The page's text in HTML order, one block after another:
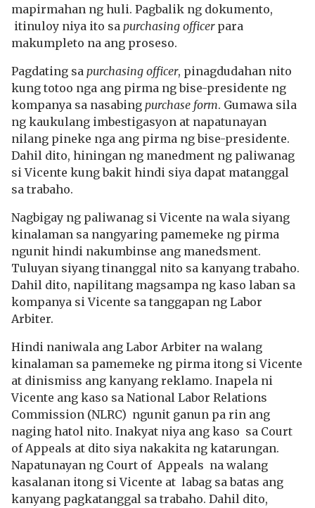
mapirmahan ng huli. Pagbalik ng dokumento,
itinuloy niya ito sa purchasing officerpara
makumpleto na ang proseso.
Pagdating sa purchasing officer, pinagdudahan nito
kung totoo nga ang pirma ng bise-presidente ng
kompanya sa nasabing purchase form. Gumawa sila
ng kaukulang imbestigasyon at napatunayan
nilang pineke nga ang pirma ng bise-presidente.
Dahil dito, hiningan ng manedment ng paliwanag
si Vicente kung bakit hindi siya dapat matanggal
sa trabaho.
Nagbigay ng paliwanag si Vicente na wala siyang
kinalaman sa nangyaring pamemeke ng pirma
ngunit hindi nakumbinse ang manedsment.
Tuluyan siyang tinanggal nito sa kanyang trabaho.
Dahil dito, napilitang magsampa ng kaso laban sa
kompanya si Vicente sa tanggapan ng Labor
Arbiter.
Hindi naniwala ang Labor Arbiter na walang
kinalaman sa pamemeke ng pirma itong si Vicente
at dinismiss ang kanyang reklamo. Inapela ni
Vicente ang kaso sa National Labor Relations
Commission (NLRC) ngunit ganun pa rin ang
naging hatol nito. Inakyat niya ang kaso sa Court
of Appeals at dito siya nakakita ng katarungan.
Napatunayan ng Court of Appeals na walang
kasalanan itong si Vicente at labag sa batas ang
kanyang pagkatanggal sa trabaho. Dahil dito,